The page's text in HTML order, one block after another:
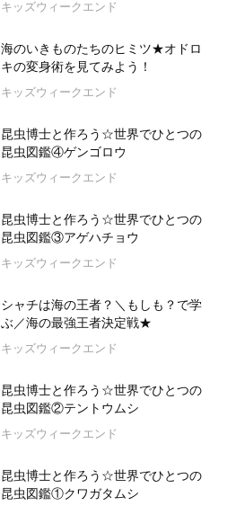
キッズウィークエンド
海のいきものたちのヒミツ★オドロ
キの変身術を見てみよう！
キッズウィークエンド
昆虫博士と作ろう☆世界でひとつの
昆虫図鑑④ゲンゴロウ
キッズウィークエンド
昆虫博士と作ろう☆世界でひとつの
昆虫図鑑③アゲハチョウ
キッズウィークエンド
シャチは海の王者？＼もしも？で学
ぶ／海の最強王者決定戦★
キッズウィークエンド
昆虫博士と作ろう☆世界でひとつの
昆虫図鑑②テントウムシ
キッズウィークエンド
昆虫博士と作ろう☆世界でひとつの
昆虫図鑑①クワガタムシ